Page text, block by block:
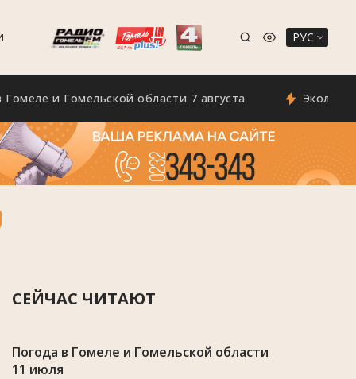
РУС
и Гомельской области 7 августа Экологи
СЕЙЧАС ЧИТАЮТ
Погода в Гомеле и Гомельской области
11 июля